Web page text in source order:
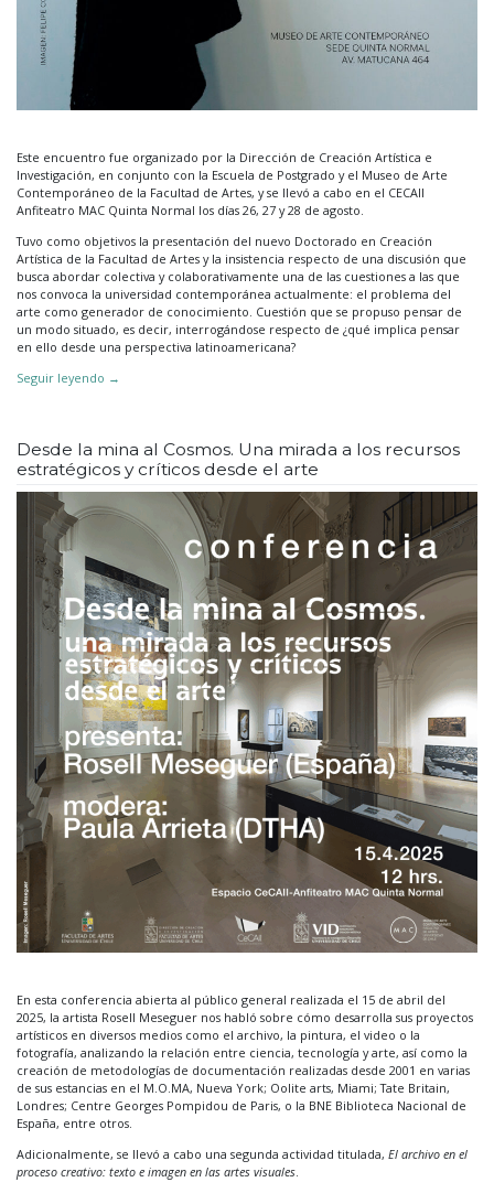
Este encuentro fue organizado por la Dirección de Creación Artística e
Investigación, en conjunto con la Escuela de Postgrado y el Museo de Arte
Contemporáneo de la Facultad de Artes, y se llevó a cabo en el CECAII
Anfiteatro MAC Quinta Normal los días 26, 27 y 28 de agosto.
Tuvo como objetivos la presentación del nuevo Doctorado en Creación
Artística de la Facultad de Artes y la insistencia respecto de una discusión que
busca abordar colectiva y colaborativamente una de las cuestiones a las que
nos convoca la universidad contemporánea actualmente: el problema del
arte como generador de conocimiento. Cuestión que se propuso pensar de
un modo situado, es decir, interrogándose respecto de ¿qué implica pensar
en ello desde una perspectiva latinoamericana?
Seguir leyendo →
Desde la mina al Cosmos. Una mirada a los recursos
estratégicos y críticos desde el arte
En esta conferencia abierta al público general realizada el 15 de abril del
2025, la artista Rosell Meseguer nos habló sobre cómo desarrolla sus proyectos
artísticos en diversos medios como el archivo, la pintura, el video o la
fotografía, analizando la relación entre ciencia, tecnología y arte, así como la
creación de metodologías de documentación realizadas desde 2001 en varias
de sus estancias en el M.O.MA, Nueva York; Oolite arts, Miami; Tate Britain,
Londres; Centre Georges Pompidou de Paris, o la BNE Biblioteca Nacional de
España, entre otros.
Adicionalmente, se llevó a cabo una segunda actividad titulada, El archivo en el
proceso creativo: texto e imagen en las artes visuales.